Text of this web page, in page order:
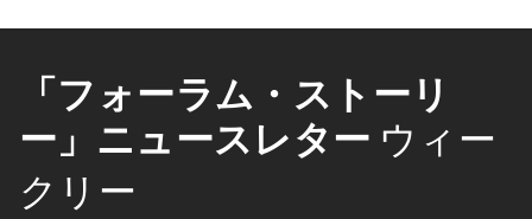
「フォーラム・ストーリ
ー」ニュースレター ウィー
クリー